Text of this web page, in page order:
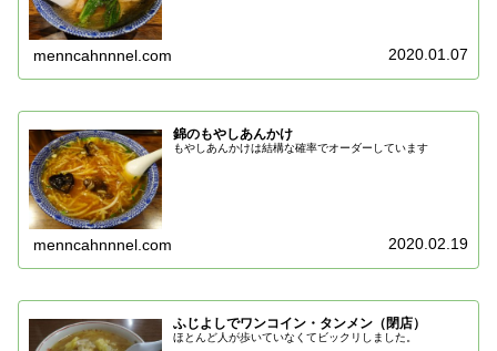
menncahnnnel.com 2020.01.07
錦のもやしあんかけ
もやしあんかけは結構な確率でオーダーしています
menncahnnnel.com 2020.02.19
ふじよしでワンコイン・タンメン（閉店）
ほとんど人が歩いていなくてビックリしました。